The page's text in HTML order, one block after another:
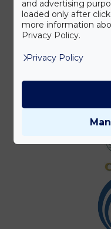
and advertising
loaded only after
more information
Privacy Policy.
Privacy Policy